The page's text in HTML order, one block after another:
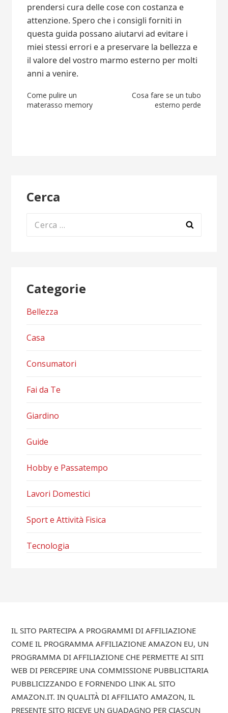
prendersi cura delle cose con costanza e
attenzione. Spero che i consigli forniti in
questa guida possano aiutarvi ad evitare i
miei stessi errori e a preservare la bellezza e
il valore del vostro marmo esterno per molti
anni a venire.
Navigazione
Come pulire un
materasso memory
Cosa fare se un tubo
esterno perde
Cerca
Ricerca
Categorie
Bellezza
Casa
Consumatori
Fai da Te
Giardino
Guide
Hobby e Passatempo
Lavori Domestici
Sport e Attività Fisica
Tecnologia
IL SITO PARTECIPA A PROGRAMMI DI AFFILIAZIONE
COME IL PROGRAMMA AFFILIAZIONE AMAZON EU, UN
PROGRAMMA DI AFFILIAZIONE CHE PERMETTE AI SITI
WEB DI PERCEPIRE UNA COMMISSIONE PUBBLICITARIA
PUBBLICIZZANDO E FORNENDO LINK AL SITO
AMAZON.IT. IN QUALITÀ DI AFFILIATO AMAZON, IL
PRESENTE SITO RICEVE UN GUADAGNO PER CIASCUN